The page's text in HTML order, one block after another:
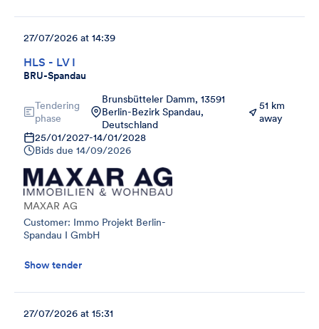
HLS - LV I
BRU-Spandau
27/07/2026 at 14:39
Tendering
phase
Brunsbütteler Damm, 13591
Berlin-Bezirk Spandau,
Deutschland
51 km
away
25/01/2027-14/01/2028
Bids due 14/09/2026
MAXAR AG
Customer: Immo Projekt Berlin-
Spandau I GmbH
Show tender
27/07/2026 at 15:31